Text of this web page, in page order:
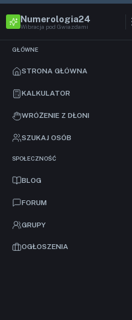
GŁÓWNE
STRONA GŁÓWNA
KALKULATOR
WRÓŻENIE Z DŁONI
SZUKAJ OSÓB
SPOŁECZNOŚĆ
BLOG
FORUM
GRUPY
OGŁOSZENIA
Numerologia24
Wibracja pod Gwiazdami